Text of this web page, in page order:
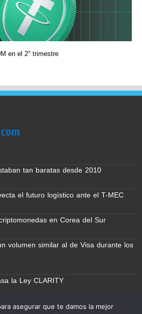
en el 2° trimestre
tan baratas desde 2010
el futuro logístico ante el T-MEC
en Corea del Sur
volumen similar al de Visa durante los
la Ley CLARITY
asegurar que te damos la mejor